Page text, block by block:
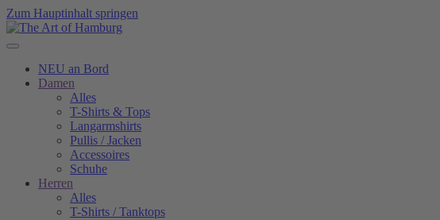
Zum Hauptinhalt springen
NEU an Bord
Damen
Alles
T-Shirts & Tops
Langarmshirts
Pullis / Jacken
Accessoires
Schuhe
Herren
Alles
T-Shirts / Tanktops